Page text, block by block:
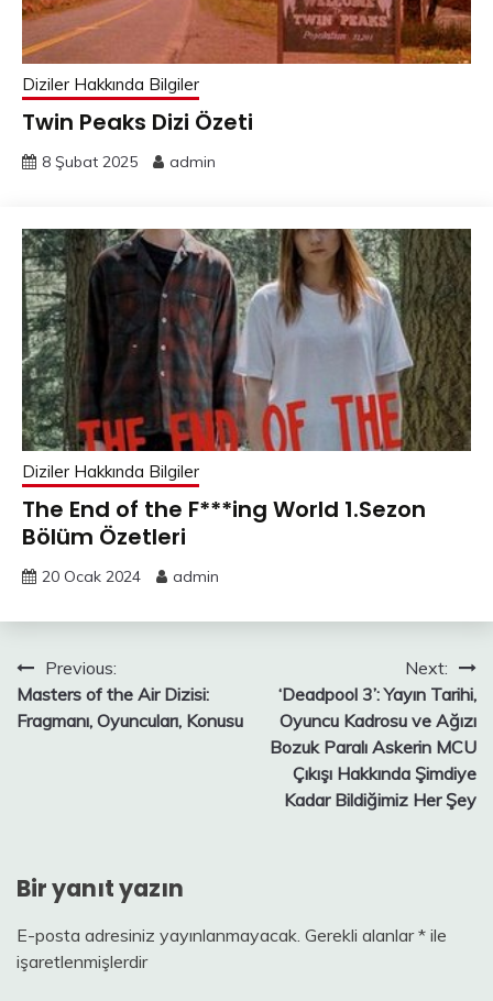
Diziler Hakkında Bilgiler
Twin Peaks Dizi Özeti
8 Şubat 2025 admin
Diziler Hakkında Bilgiler
The End of the F***ing World 1.Sezon
Bölüm Özetleri
20 Ocak 2024 admin
Yazı
gezinmesi
Previous:
Masters of the Air Dizisi:
Fragmanı, Oyuncuları, Konusu
Next:
‘Deadpool 3’: Yayın Tarihi,
Oyuncu Kadrosu ve Ağızı
Bozuk Paralı Askerin MCU
Çıkışı Hakkında Şimdiye
Kadar Bildiğimiz Her Şey
Bir yanıt yazın
E-posta adresiniz yayınlanmayacak. Gerekli alanlar* ile
işaretlenmişlerdir